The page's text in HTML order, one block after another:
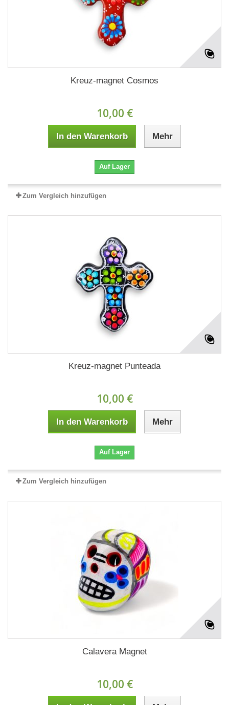
Kreuz-magnet Cosmos
10,00 €
In den Warenkorb Mehr
Auf Lager
Zum Vergleich hinzufügen
Kreuz-magnet Punteada
10,00 €
In den Warenkorb Mehr
Auf Lager
Zum Vergleich hinzufügen
Calavera Magnet
10,00 €